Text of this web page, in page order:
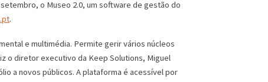
o Museo 2.0, um software de gestão do
.
e multimédia. Permite gerir vários núcleos
o diretor executivo da Keep Solutions, Miguel
a novos públicos. A plataforma é acessível por